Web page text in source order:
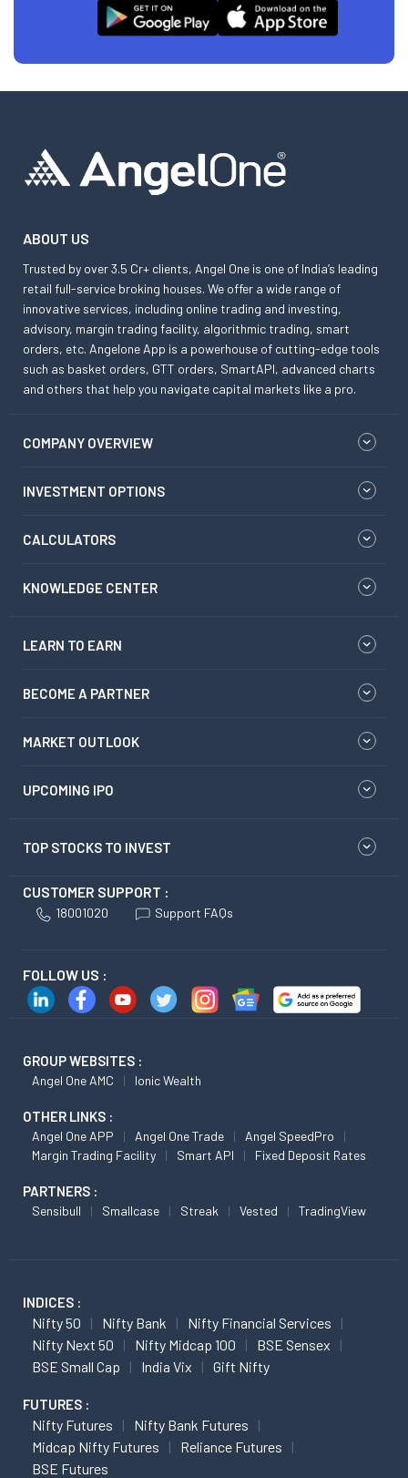
ABOUT US
Trusted by over 3.5 Cr+ clients, Angel One is one of India’s leading
retail full-service broking houses. We offer a wide range of
innovative services, including online trading and investing,
advisory, margin trading facility, algorithmic trading, smart
orders, etc. Angelone App is a powerhouse of cutting-edge tools
such as basket orders, GTT orders, SmartAPI, advanced charts
and others that help you navigate capital markets like a pro.
COMPANY OVERVIEW
INVESTMENT OPTIONS
CALCULATORS
KNOWLEDGE CENTER
LEARN TO EARN
BECOME A PARTNER
MARKET OUTLOOK
UPCOMING IPO
TOP STOCKS TO INVEST
CUSTOMER SUPPORT :
18001020 Support FAQs
FOLLOW US :
GROUP WEBSITES :
Angel One AMC Ionic Wealth
OTHER LINKS :
Angel One APP Angel One Trade
Angel SpeedPro
Margin Trading Facility
Smart API Fixed Deposit Rates
PARTNERS :
Sensibull Smallcase Streak Vested TradingView
INDICES :
Nifty 50 Nifty Bank
Nifty Financial Services
Nifty Next 50
Nifty Midcap 100
BSE Sensex
BSE Small Cap
India Vix Gift Nifty
FUTURES :
Nifty Futures
Nifty Bank Futures
Midcap Nifty Futures
Reliance Futures
BSE Futures